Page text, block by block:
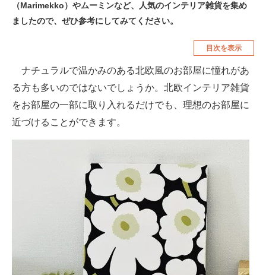
空調・季節家電 美容・コスメ
メディア
ITの今と未来を見通す
スマホと通信の最新トレンド
進化するPCとデバイスの未来
好きが集まる 比べて選べる
ビジネスと働き方のヒント
（Marimekko）やムーミンなど、人気のインテリア雑貨を集め
ましたので、ぜひ参考にしてみてください。
目次を表示
ナチュラルで温かみのある北欧風のお部屋に憧れがあ
る方も多いのではないでしょうか。北欧インテリア雑貨
をお部屋の一部に取り入れるだけでも、理想のお部屋に
近づけることができます。